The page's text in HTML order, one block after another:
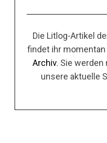
Die Litlog-Artikel
findet ihr momentan
Archiv. Sie werden
unsere aktuelle